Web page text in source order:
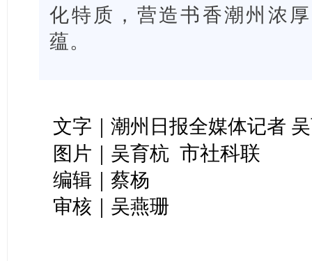
化特质，营造书香潮州浓
蕴。
文字｜潮州日报全媒体记者
图片｜吴育杭 市社科联
编辑｜蔡杨
审核｜吴燕珊